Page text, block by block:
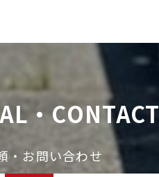
・CONTACT
・お問い合わせ